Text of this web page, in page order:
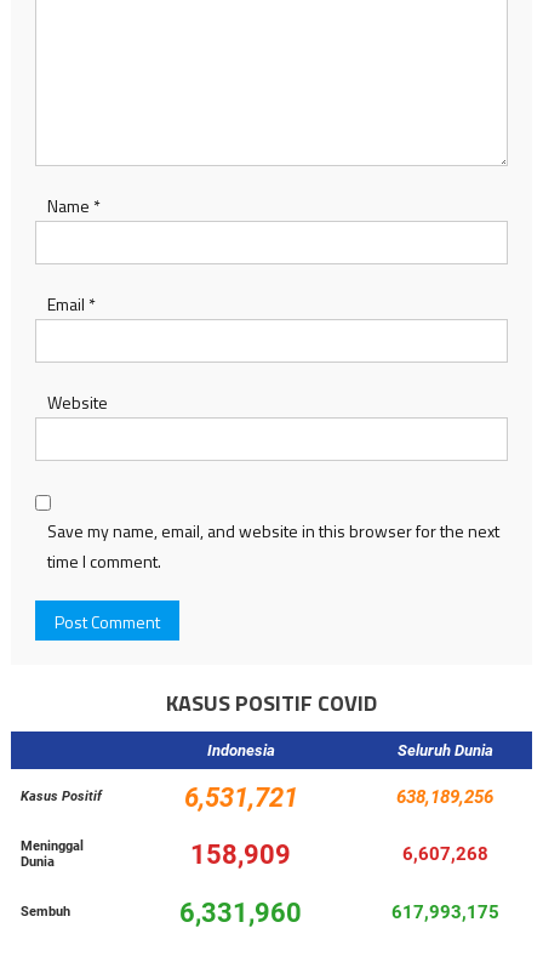
Name *
Email *
Website
Save my name, email, and website in this browser for the next
time I comment.
KASUS POSITIF COVID